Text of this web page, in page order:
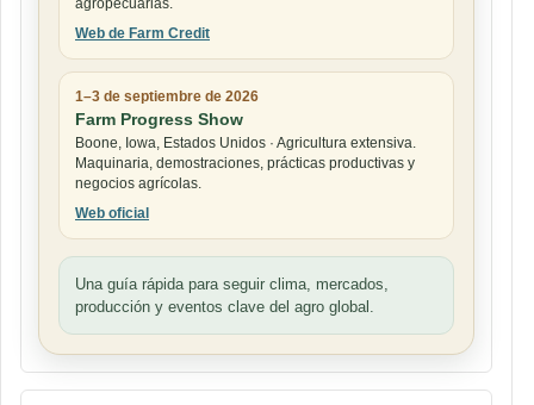
agropecuarias.
Web de Farm Credit
1–3 de septiembre de 2026
Farm Progress Show
Boone, Iowa, Estados Unidos · Agricultura extensiva.
Maquinaria, demostraciones, prácticas productivas y
negocios agrícolas.
Web oficial
Una guía rápida para seguir clima, mercados,
producción y eventos clave del agro global.